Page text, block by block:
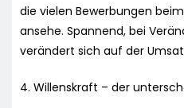
die vielen Bewerbungen beim
ansehe. Spannend, bei
verändert sich auf der
4. Willenskraft – der